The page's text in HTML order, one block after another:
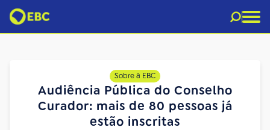
Sobre a EBC
Audiência Pública do Conselho
Curador: mais de 80 pessoas já
estão inscritas